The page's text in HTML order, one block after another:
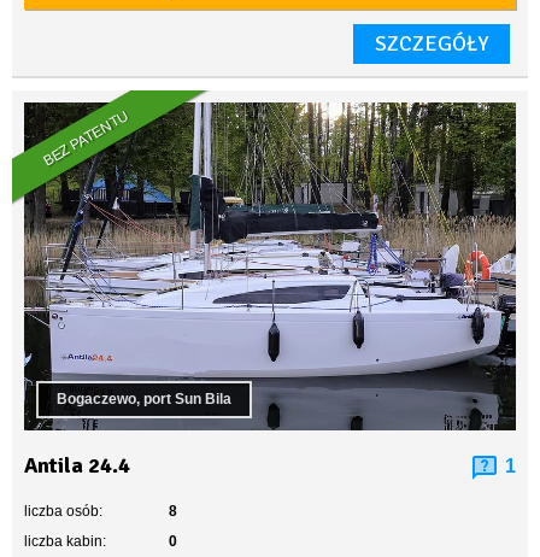
SZCZEGÓŁY
BEZ PATENTU
Bogaczewo, port Sun Bila
Antila 24.4 1
liczba osób:
8
liczba kabin:
0